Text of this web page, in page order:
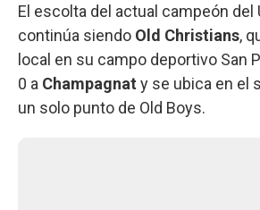
El escolta del actual campeón del
continúa siendo Old Christians,
local en su campo deportivo San
0 a Champagnat y se ubica en el
un solo punto de Old Boys.